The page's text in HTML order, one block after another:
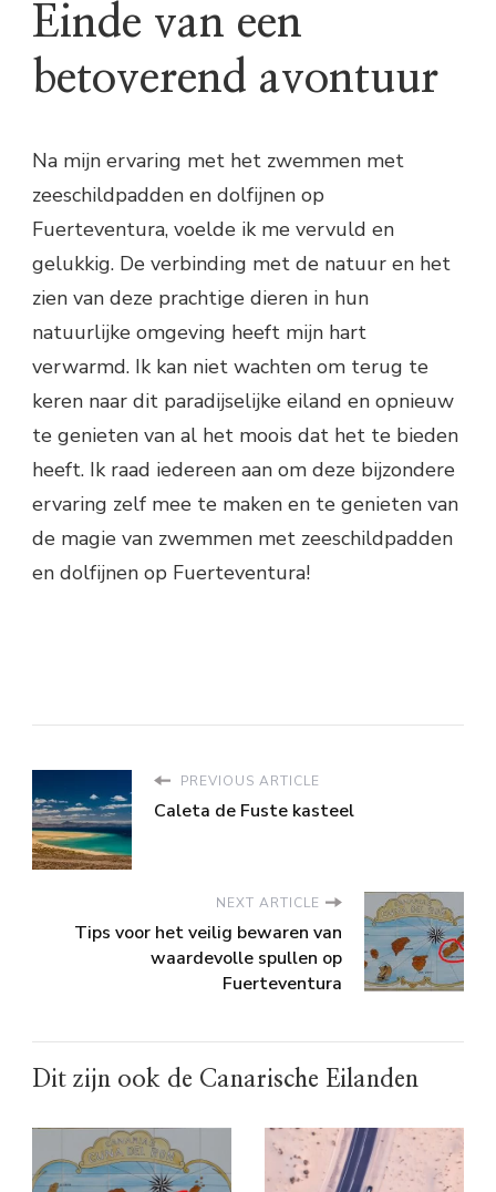
Einde van een
betoverend avontuur
Na mijn ervaring met het zwemmen met
zeeschildpadden en dolfijnen op
Fuerteventura, voelde ik me vervuld en
gelukkig. De verbinding met de natuur en het
zien van deze prachtige dieren in hun
natuurlijke omgeving heeft mijn hart
verwarmd. Ik kan niet wachten om terug te
keren naar dit paradijselijke eiland en opnieuw
te genieten van al het moois dat het te bieden
heeft. Ik raad iedereen aan om deze bijzondere
ervaring zelf mee te maken en te genieten van
de magie van zwemmen met zeeschildpadden
en dolfijnen op Fuerteventura!
PREVIOUS ARTICLE
Caleta de Fuste kasteel
NEXT ARTICLE
Tips voor het veilig bewaren van
waardevolle spullen op
Fuerteventura
Dit zijn ook de Canarische Eilanden